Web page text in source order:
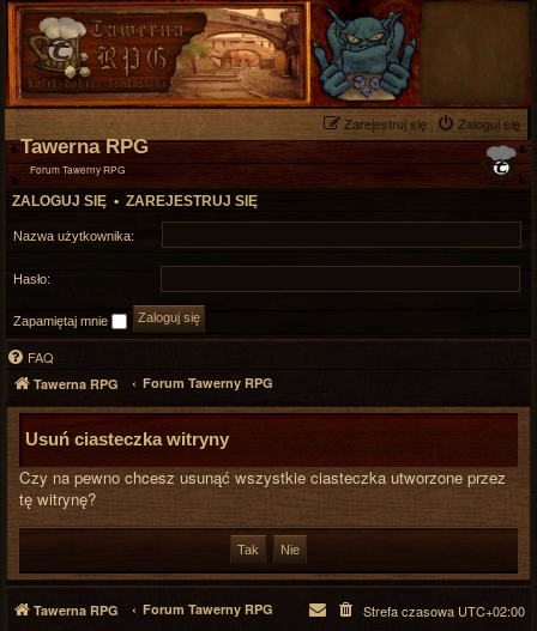
Zaloguj się
Zarejestruj się
Tawerna RPG
Forum Tawerny RPG
ZALOGUJ SIĘ • ZAREJESTRUJ SIĘ
Nazwa użytkownika:
Hasło:
Zapamiętaj mnie
FAQ
Tawerna RPG Forum Tawerny RPG
Usuń ciasteczka witryny
Czy na pewno chcesz usunąć wszystkie ciasteczka utworzone przez
tę witrynę?
Tawerna RPG Forum Tawerny RPG Strefa czasowa UTC+02:00